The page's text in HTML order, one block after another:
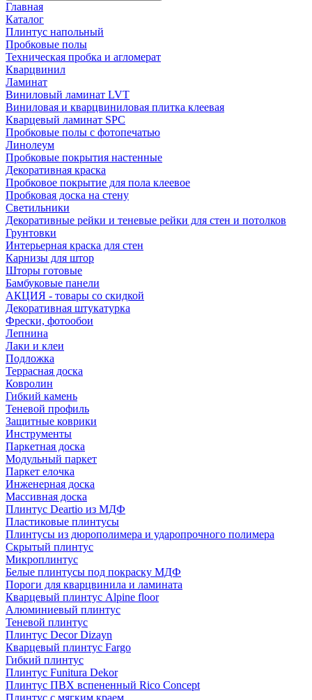
Главная
Каталог
Плинтус напольный
Пробковые полы
Техническая пробка и агломерат
Кварцвинил
Ламинат
Виниловый ламинат LVT
Виниловая и кварцвиниловая плитка клеевая
Кварцевый ламинат SPC
Пробковые полы с фотопечатью
Линолеум
Пробковые покрытия настенные
Декоративная краска
Пробковое покрытие для пола клеевое
Пробковая доска на стену
Светильники
Декоративные рейки и теневые рейки для стен и потолков
Грунтовки
Интерьерная краска для стен
Карнизы для штор
Шторы готовые
Бамбуковые панели
АКЦИЯ - товары со скидкой
Декоративная штукатурка
Фрески, фотообои
Лепнина
Лаки и клеи
Подложка
Террасная доска
Ковролин
Гибкий камень
Теневой профиль
Защитные коврики
Инструменты
Паркетная доска
Модульный паркет
Паркет елочка
Инженерная доска
Массивная доска
Плинтус Deartio из МДФ
Пластиковые плинтусы
Плинтусы из дюрополимера и ударопрочного полимера
Скрытый плинтус
Микроплинтус
Белые плинтусы под покраску МДФ
Пороги для кварцвинила и ламината
Кварцевый плинтус Alpine floor
Алюминиевый плинтус
Теневой плинтус
Плинтус Decor Dizayn
Кварцевый плинтус Fargo
Гибкий плинтус
Плинтус Funitura Dekor
Плинтус ПВХ вспененный Rico Concept
Плинтус с мягким краем